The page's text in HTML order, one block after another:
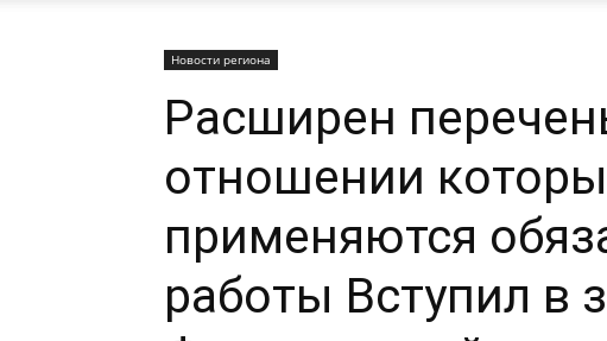
Новости региона
Расширен
отношении
применяются
работы Вступил в